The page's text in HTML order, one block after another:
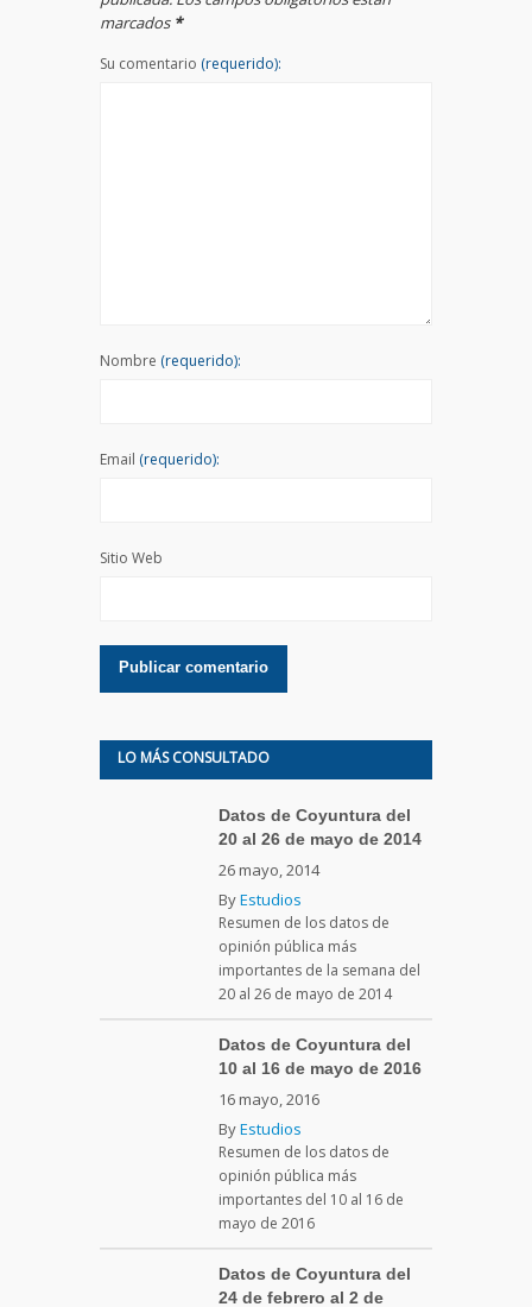
marcados *
Su comentario (requerido):
Nombre (requerido):
Email (requerido):
Sitio Web
LO MÁS CONSULTADO
Datos de Coyuntura del
20 al 26 de mayo de 2014
26 mayo, 2014
ByEstudios
Resumen de los datos de
opinión pública más
importantes de la semana del
20 al 26 de mayo de 2014
Datos de Coyuntura del
10 al 16 de mayo de 2016
16 mayo, 2016
ByEstudios
Resumen de los datos de
opinión pública más
importantes del 10 al 16 de
mayo de 2016
Datos de Coyuntura del
24 de febrero al 2 de